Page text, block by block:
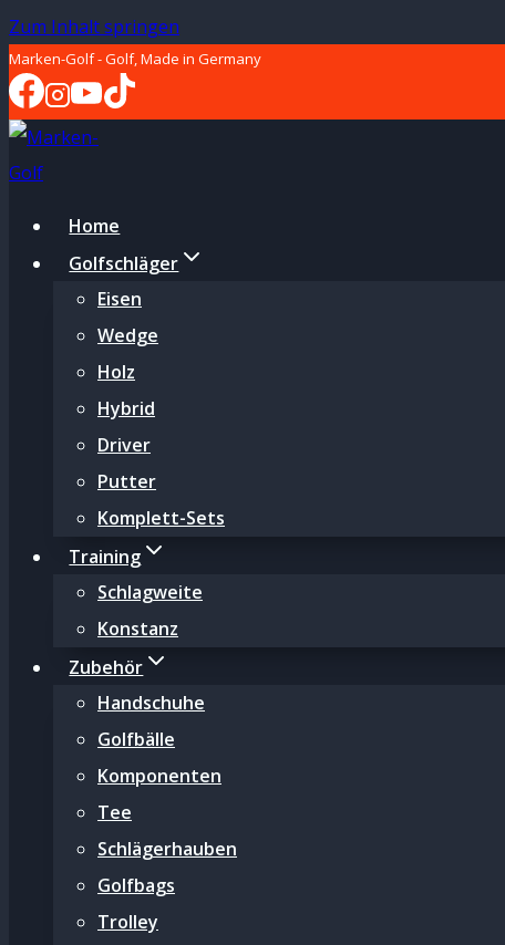
Zum Inhalt springen
Marken-Golf - Golf, Made in Germany
Home
Golfschläger
Eisen
Wedge
Holz
Hybrid
Driver
Putter
Komplett-Sets
Training
Schlagweite
Konstanz
Zubehör
Handschuhe
Golfbälle
Komponenten
Tee
Schlägerhauben
Golfbags
Trolley